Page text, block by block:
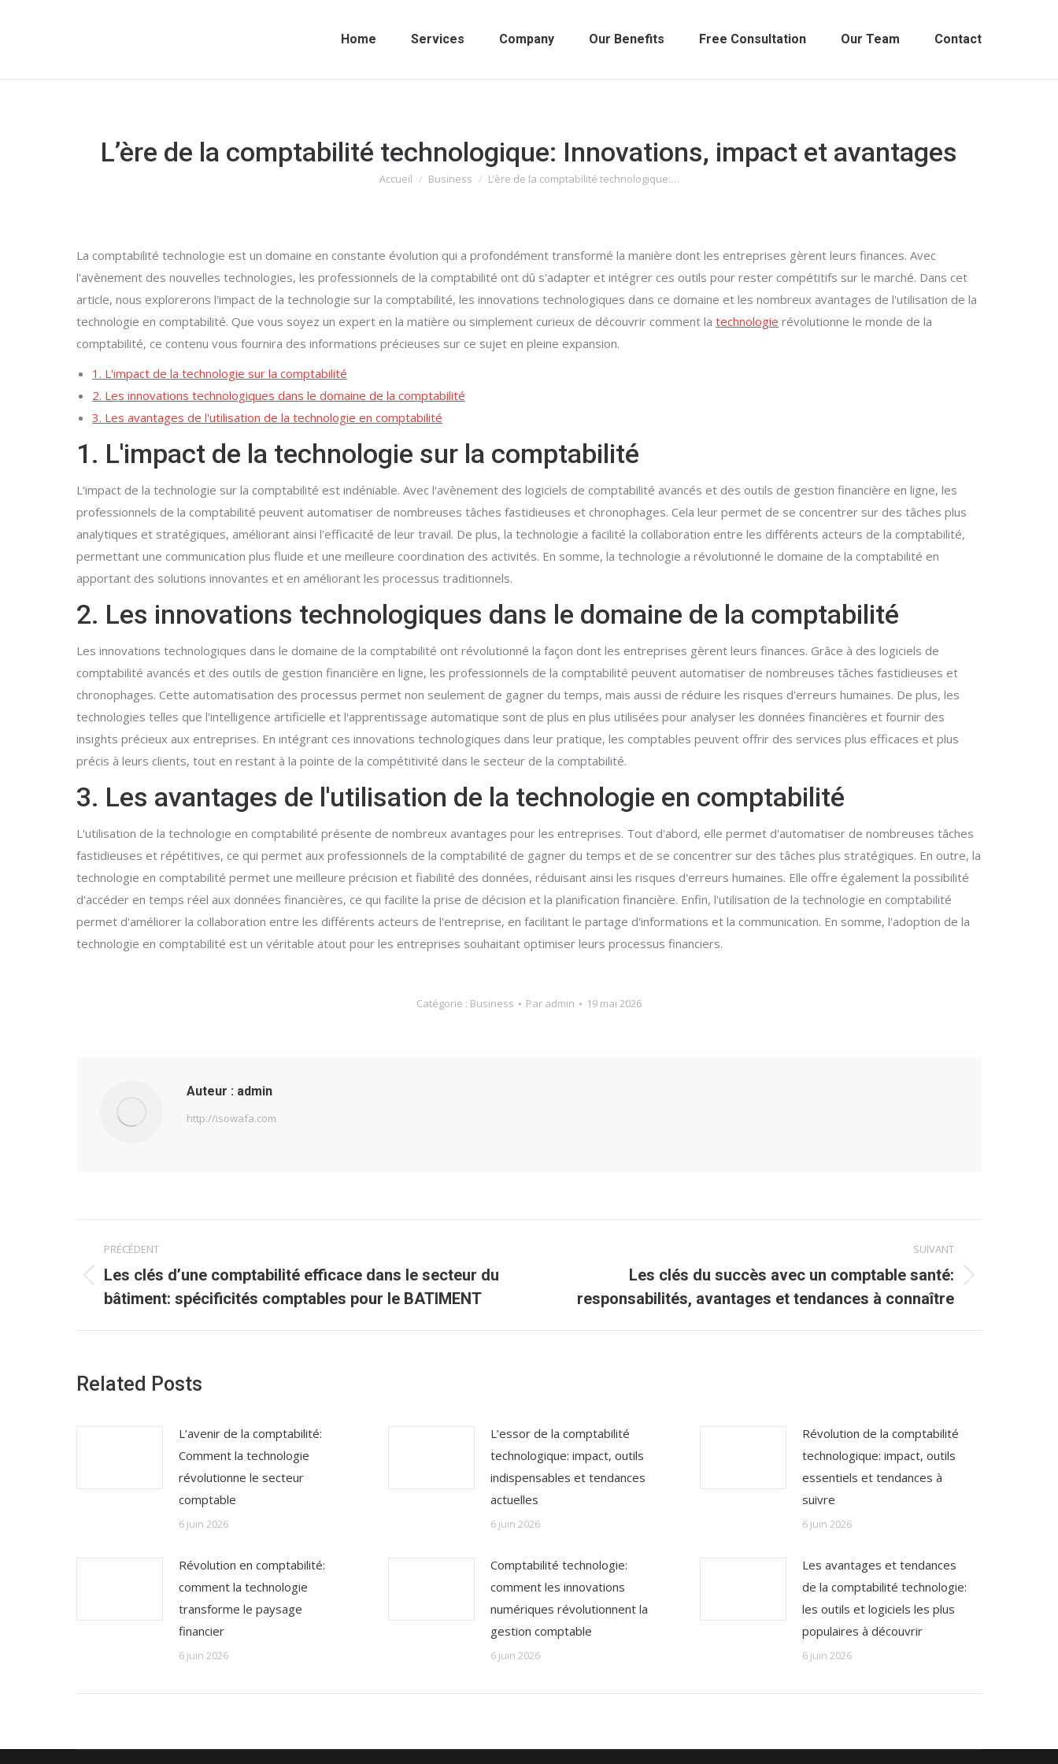
Home Services Company Our Benefits Free Consultation Our Team Contact
L’ère de la comptabilité technologique: Innovations, impact et avantages
Vous êtes ici :
Accueil Business L’ère de la comptabilité technologique:…
La comptabilité technologie est un domaine en constante évolution qui a profondément transformé la manière dont les entreprises gèrent leurs finances. Avec
l'avènement des nouvelles technologies, les professionnels de la comptabilité ont dû s'adapter et intégrer ces outils pour rester compétitifs sur le marché. Dans cet
article, nous explorerons l'impact de la technologie sur la comptabilité, les innovations technologiques dans ce domaine et les nombreux avantages de l'utilisation de la
technologie en comptabilité. Que vous soyez un expert en la matière ou simplement curieux de découvrir comment la technologie révolutionne le monde de la
comptabilité, ce contenu vous fournira des informations précieuses sur ce sujet en pleine expansion.
1. L'impact de la technologie sur la comptabilité
2. Les innovations technologiques dans le domaine de la comptabilité
3. Les avantages de l'utilisation de la technologie en comptabilité
1. L'impact de la technologie sur la comptabilité
L'impact de la technologie sur la comptabilité est indéniable. Avec l'avènement des logiciels de comptabilité avancés et des outils de gestion financière en ligne, les
professionnels de la comptabilité peuvent automatiser de nombreuses tâches fastidieuses et chronophages. Cela leur permet de se concentrer sur des tâches plus
analytiques et stratégiques, améliorant ainsi l'efficacité de leur travail. De plus, la technologie a facilité la collaboration entre les différents acteurs de la comptabilité,
permettant une communication plus fluide et une meilleure coordination des activités. En somme, la technologie a révolutionné le domaine de la comptabilité en
apportant des solutions innovantes et en améliorant les processus traditionnels.
2. Les innovations technologiques dans le domaine de la comptabilité
Les innovations technologiques dans le domaine de la comptabilité ont révolutionné la façon dont les entreprises gèrent leurs finances. Grâce à des logiciels de
comptabilité avancés et des outils de gestion financière en ligne, les professionnels de la comptabilité peuvent automatiser de nombreuses tâches fastidieuses et
chronophages. Cette automatisation des processus permet non seulement de gagner du temps, mais aussi de réduire les risques d'erreurs humaines. De plus, les
technologies telles que l'intelligence artificielle et l'apprentissage automatique sont de plus en plus utilisées pour analyser les données financières et fournir des
insights précieux aux entreprises. En intégrant ces innovations technologiques dans leur pratique, les comptables peuvent offrir des services plus efficaces et plus
précis à leurs clients, tout en restant à la pointe de la compétitivité dans le secteur de la comptabilité.
3. Les avantages de l'utilisation de la technologie en comptabilité
L'utilisation de la technologie en comptabilité présente de nombreux avantages pour les entreprises. Tout d'abord, elle permet d'automatiser de nombreuses tâches
fastidieuses et répétitives, ce qui permet aux professionnels de la comptabilité de gagner du temps et de se concentrer sur des tâches plus stratégiques. En outre, la
technologie en comptabilité permet une meilleure précision et fiabilité des données, réduisant ainsi les risques d'erreurs humaines. Elle offre également la possibilité
d'accéder en temps réel aux données financières, ce qui facilite la prise de décision et la planification financière. Enfin, l'utilisation de la technologie en comptabilité
permet d'améliorer la collaboration entre les différents acteurs de l'entreprise, en facilitant le partage d'informations et la communication. En somme, l'adoption de la
technologie en comptabilité est un véritable atout pour les entreprises souhaitant optimiser leurs processus financiers.
Catégorie : Business Par admin 19 mai 2026
Auteur : admin
http://isowafa.com
Navigation
article
PRÉCÉDENT
Article
précédent
:
Les clés d’une comptabilité efficace dans le secteur du
bâtiment: spécificités comptables pour le BATIMENT
SUIVANT
suivant
:
Les clés du succès avec un comptable santé:
responsabilités, avantages et tendances à connaître
Related Posts
L’avenir de la comptabilité:
Comment la technologie
révolutionne le secteur
comptable
6 juin 2026
L’essor de la comptabilité
technologique: impact, outils
indispensables et tendances
actuelles
6 juin 2026
Révolution de la comptabilité
technologique: impact, outils
essentiels et tendances à
suivre
6 juin 2026
Révolution en comptabilité:
comment la technologie
transforme le paysage
financier
6 juin 2026
Comptabilité technologie:
comment les innovations
numériques révolutionnent la
gestion comptable
6 juin 2026
Les avantages et tendances
de la comptabilité technologie:
les outils et logiciels les plus
populaires à découvrir
6 juin 2026